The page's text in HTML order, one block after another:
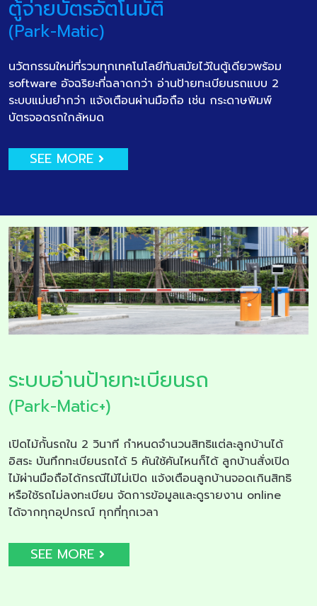
ตู้จ่ายบัตรอัตโนมัติ
(Park-Matic)
นวัตกรรมใหม่ที่รวมทุกเทคโนโลยีทันสมัยไว้ในตู้เดียวพร้อม
software อัจฉริยะที่ฉลาดกว่า อ่านป้ายทะเบียนรถแบบ 2
ระบบแม่นยำกว่า แจ้งเตือนผ่านมือถือ เช่น กระดาษพิมพ์
บัตรจอดรถใกล้หมด
SEE MORE
ระบบอ่านป้ายทะเบียนรถ
(Park-Matic+)
เปิดไม้กั้นรถใน 2 วินาที กำหนดจำนวนสิทธิแต่ละลูกบ้านได้
อิสระ บันทึกทะเบียนรถได้ 5 คันใช้คันไหนก็ได้ ลูกบ้านสั่งเปิด
ไม้ผ่านมือถือได้กรณีไม้ไม่เปิด แจ้งเตือนลูกบ้านจอดเกินสิทธิ
หรือใช้รถไม่ลงทะเบียน จัดการข้อมูลและดูรายงาน online
ได้จากทุกอุปกรณ์ ทุกที่ทุกเวลา
SEE MORE